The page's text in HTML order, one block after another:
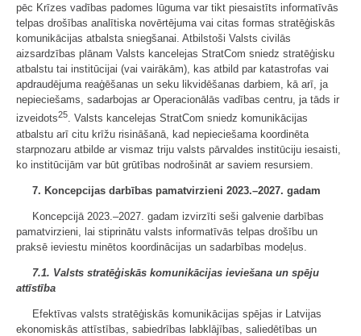
pēc Krīzes vadības padomes lūguma var tikt piesaistīts informatīvās
telpas drošības analītiska novērtējuma vai citas formas stratēģiskās
komunikācijas atbalsta sniegšanai. Atbilstoši Valsts civilās
aizsardzības plānam Valsts kancelejas StratCom sniedz stratēģisku
atbalstu tai institūcijai (vai vairākām), kas atbild par katastrofas vai
apdraudējuma reaģēšanas un seku likvidēšanas darbiem, kā arī, ja
nepieciešams, sadarbojas ar Operacionālās vadības centru, ja tāds ir
izveidots25. Valsts kancelejas StratCom sniedz komunikācijas
atbalstu arī citu krīžu risināšanā, kad nepieciešama koordinēta
starpnozaru atbilde ar vismaz triju valsts pārvaldes institūciju iesaisti,
ko institūcijām var būt grūtības nodrošināt ar saviem resursiem.
7. Koncepcijas darbības pamatvirzieni 2023.–2027. gadam
Koncepcijā 2023.–2027. gadam izvirzīti seši galvenie darbības
pamatvirzieni, lai stiprinātu valsts informatīvās telpas drošību un
praksē ieviestu minētos koordinācijas un sadarbības modeļus.
7.1. Valsts stratēģiskās komunikācijas ieviešana un spēju
attīstība
Efektīvas valsts stratēģiskās komunikācijas spējas ir Latvijas
ekonomiskās attīstības, sabiedrības labklājības, saliedētības un